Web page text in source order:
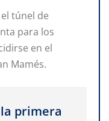
túnel de
para los
en el
Mamés.
la primera